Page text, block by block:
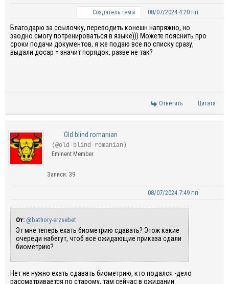
Создатель темы 08/07/2024 4:20 пп
Благодарю за ссылочку, переводить конешн напряжно, но
заодно смогу потренироваться в языке))) Можете пояснить про
сроки подачи документов, я же подаю все по списку сразу,
выдали досар = значит порядок, разве не так?
Ответить Цитата
Old blind romanian
(@old-blind-romanian)
Eminent Member
Записи: 39
08/07/2024 7:49 пп
От: @bathory-erzsebet
Эт мне теперь ехать биометрию сдавать? Этож какие
очереди набегут, чтоб все ожидающие приказа сдали
биометрию?
Нет не нужно ехать сдавать биометрию, кто подался -дело
рассматривается по старому, там сейчас в ожидании